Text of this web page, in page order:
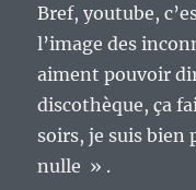
Bref, youtube,
l’image des
aiment pouvoir
discothèque, ça
soirs, je suis bien
nulle » .